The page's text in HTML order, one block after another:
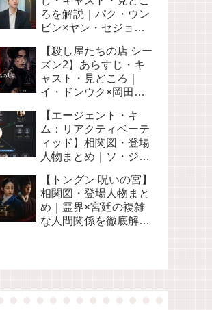
ろを解説｜パク・ウン
ビン×ヤン・セジョン
国ドラマ2026
【殺し屋たちの店 シー
ズン2】あらすじ・キ
ャスト・見どころ｜
イ・ドンウク×岡田将
月配信【続編】
【エージェント・キ
ム：リアクティベーテ
ィッド】相関図・登場
人物まとめ｜ソ・ジソ
部長＞Netflix2026
【トングン 呪いの宮】
相関図・登場人物まと
め｜霊界×宮廷の複雑
な人間関係を徹底解説